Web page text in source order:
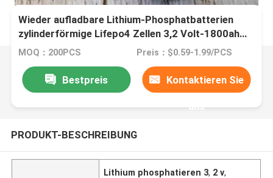
Wieder aufladbare Lithium-Phosphatbatterien
zylinderförmige Lifepo4 Zellen 3,2 Volt-1800ah
Ifr18650 3.2v
MOQ：200PCS Preis：$0.59-1.99/PCS
Bestpreis Kontaktieren Sie
uns
PRODUKT-BESCHREIBUNG
Lithium phosphatieren 3, 2 v,